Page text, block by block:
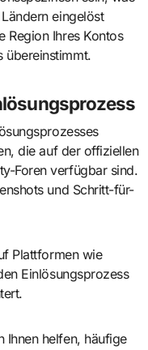
eingelöst
Region Ihres Kontos
übereinstimmt.
die auf der offiziellen
Foren verfügbar sind.
und Schritt-für-
Plattformen wie
Einlösungsprozess
Ihnen helfen, häufige